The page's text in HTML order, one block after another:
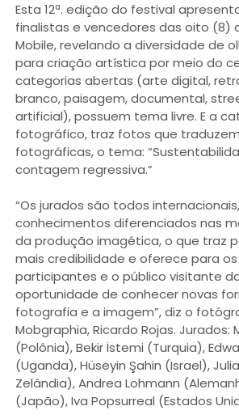
Esta 12ª. edição do festival
finalistas e vencedores das oito (8)
Mobile, revelando a diversidade de
para criação artística por meio do
categorias abertas (arte digital,
branco, paisagem, documental,
artificial), possuem tema livre. E a
fotográfico, traz fotos que
fotográficas, o tema:
contagem regressiva.”
“Os jurados são todos
conhecimentos diferenciados nas
da produção imagética, o que traz
mais credibilidade e oferece para
participantes e o público visitante
oportunidade de conhecer novas
fotografia e a imagem”, diz o
Mobgraphia, Ricardo Rojas. Jurados:
(Polônia), Bekir İstemi (Turquia),
(Uganda), Hüseyin Şahin (Israel),
Zelândia), Andrea Lohmann
(Japão), Iva Popsurreal (Estados